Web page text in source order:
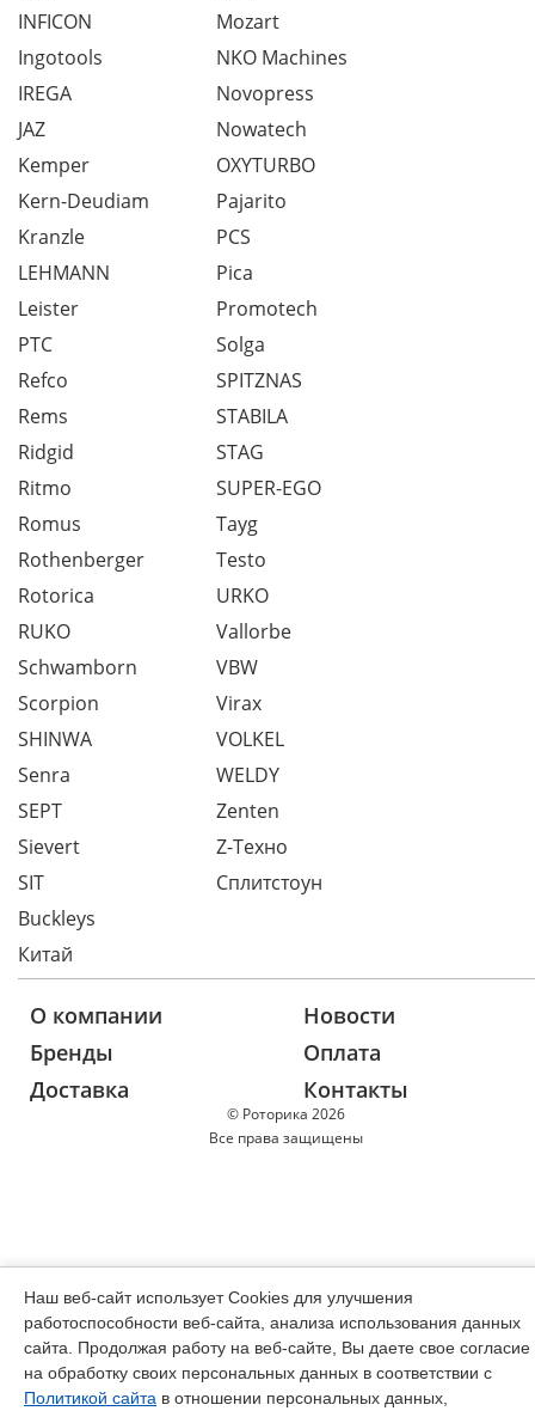
INFICON
Ingotools
IREGA
JAZ
Kemper
Kern-Deudiam
Kranzle
LEHMANN
Leister
Mozart
NKO Machines
Novopress
Nowatech
OXYTURBO
Pajarito
PCS
Pica
Promotech
PTC
Refco
Rems
Ridgid
Ritmo
Romus
Rothenberger
Rotorica
RUKO
Schwamborn
Scorpion
SHINWA
Senra
SEPT
Sievert
SIT
Solga
SPITZNAS
STABILA
STAG
SUPER-EGO
Tayg
Testo
URKO
Vallorbe
VBW
Virax
VOLKEL
WELDY
Zenten
Z-Техно
Сплитстоун
Buckleys
Китай
© Роторика 2026
Все права защищены
О компании
Новости
Бренды
Оплата
Доставка
Контакты
Наш веб-сайт использует Cookies для улучшения
работоспособности веб-сайта, анализа использования данных
сайта. Продолжая работу на веб-сайте, Вы даете свое согласие
на обработку своих персональных данных в соответствии с
Политикой сайта в отношении персональных данных,